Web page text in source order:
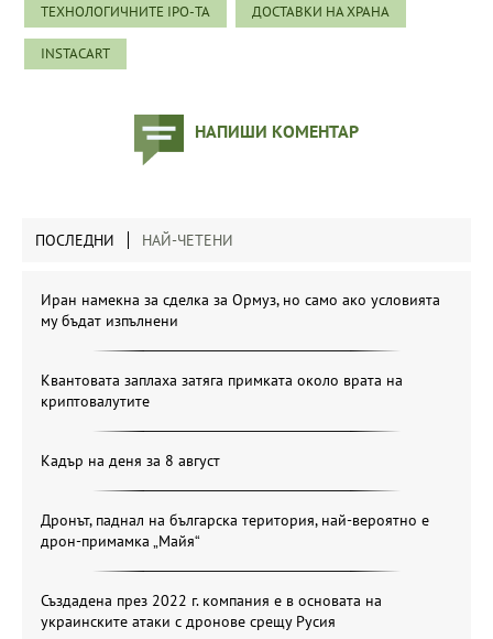
ТЕХНОЛОГИЧНИТЕ IPO-ТА ДОСТАВКИ НА ХРАНА
INSTACART
НАПИШИ КОМЕНТАР
ПОСЛЕДНИ НАЙ-ЧЕТЕНИ
Иран намекна за сделка за Ормуз, но само ако условията
му бъдат изпълнени
Квантовата заплаха затяга примката около врата на
криптовалутите
Кадър на деня за 8 август
Дронът, паднал на българска територия, най-вероятно е
дрон-примамка „Майя“
Създадена през 2022 г. компания е в основата на
украинските атаки с дронове срещу Русия